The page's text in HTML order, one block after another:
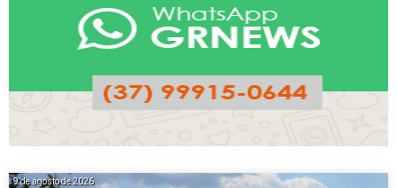
9 de agosto de 2026